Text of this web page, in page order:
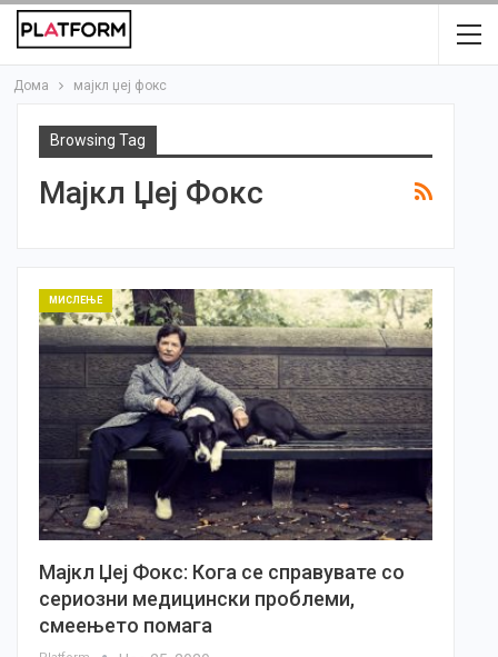
Дома мајкл џеј фокс
Browsing Tag
Мајкл Џеј Фокс
МИСЛЕЊЕ
Мајкл Џеј Фокс: Кога се справувате со
сериозни медицински проблеми,
смеењето помага